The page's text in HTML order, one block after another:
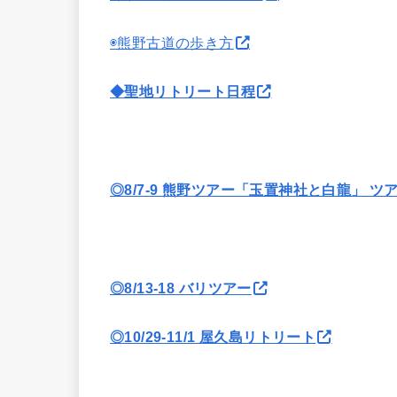
◉熊野古道の歩き方
◆聖地リトリート日程
◎8/7-9 熊野ツアー「玉置神社と白龍」 ツ
◎8/13-18 バリツアー
◎10/29-11/1 屋久島リトリート